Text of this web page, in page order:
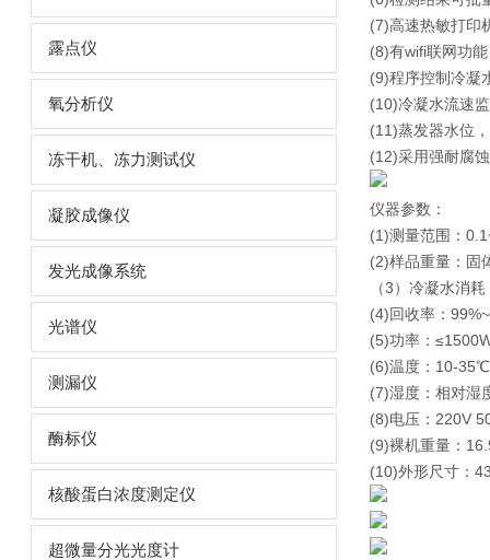
露点仪
氧分析仪
冻干机、冻力测试仪
凝胶成像仪
发光成像系统
光谱仪
测漏仪
酶标仪
核酸蛋白浓度测定仪
超微量分光光度计
(7)高速热敏打印
(8)有wifi联网功
(9)程序控制冷凝
(10)冷凝水流速
(11)蒸发器水位
(12)采用强耐腐
仪器参数：
(1)测量范围：
(2)样品重量：固
（3）冷凝水消
(4)回收率：
(5)功率：
(6)温度：10-35℃
(7)湿度：相对湿
(8)电压：220V
(9)裸机重量：
(10)外形尺寸：